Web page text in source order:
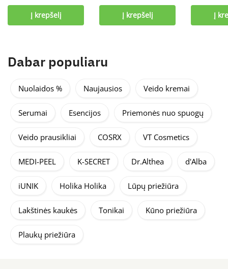
Į krepšelį Į krepšelį Į
Dabar populiaru
Nuolaidos % Naujausios Veido kremai
Serumai Esencijos Priemonės nuo spuogų
Veido prausikliai COSRX VT Cosmetics
MEDI-PEEL K-SECRET Dr.Althea d'Alba
iUNIK Holika Holika Lūpų priežiūra
Lakštinės kaukės Tonikai Kūno priežiūra
Plaukų priežiūra